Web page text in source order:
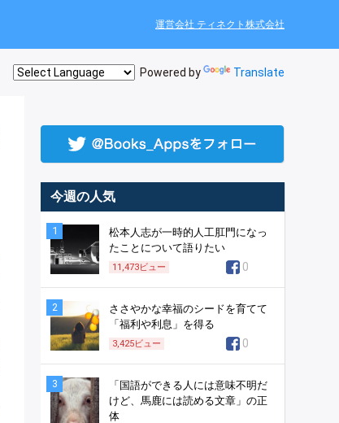
運営会社 ティネクト株式会社
Powered by Translate
今週の人気
1
松本人志が一時的人工肛門になっ
たことについて語りたい
11,473ビュー 0
2
ささやかな幸福のシードを育てて
「福利や利息」を得る
3,425ビュー 0
3
「国語ができる人には意味不明だ
けど、馬鹿には読める文章」の正
体